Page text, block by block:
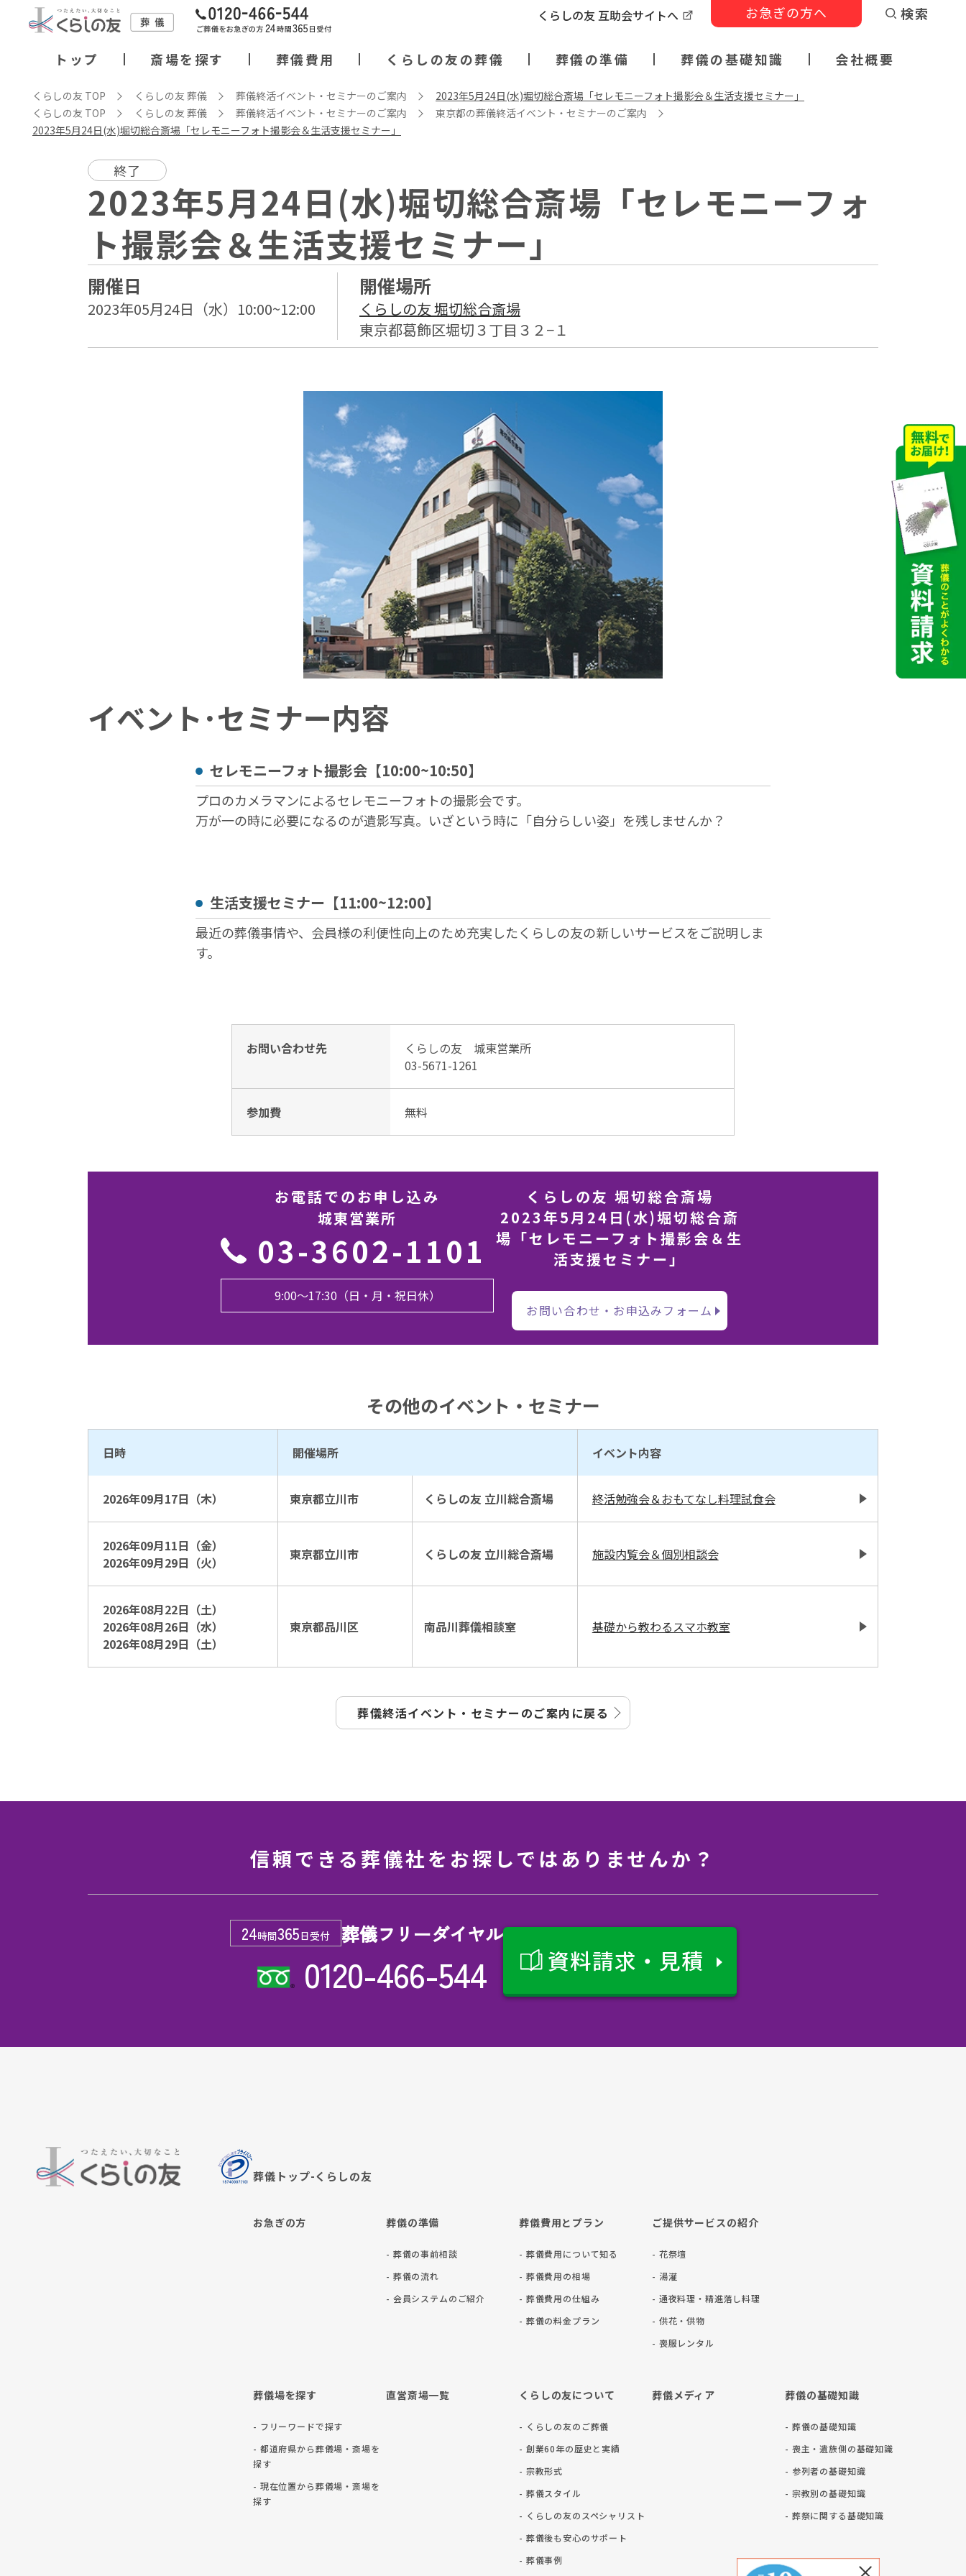
くらしの友 互助会サイトへ お急ぎの方へ
トップ 斎場を探す 葬儀費用 くらしの友の葬儀 葬儀の準備 葬儀の基礎知識 会社概要
検索
くらしの友 TOP くらしの友 葬儀 葬儀終活イベント・セミナーのご案内
2023年5月24日(水)堀切総合斎場「セレモニーフォト撮影会＆生活支援セミナー」
くらしの友 TOP
くらしの友 葬儀 葬儀終活イベント・セミナーのご案内
東京都の葬儀終活イベント・セミナーのご案内
2023年5月24日(水)堀切総合斎場「セレモニーフォト撮影会＆生活支援セミナー」
終了
2023年5月24日(水)堀切総合斎場「セレモニーフォ
ト撮影会＆生活支援セミナー」
開催日
2023年05月24日（水）10:00~12:00
開催場所
くらしの友 堀切総合斎場
東京都葛飾区堀切３丁目３２−１
イベント･セミナー内容
セレモニーフォト撮影会【10:00~10:50】
プロのカメラマンによるセレモニーフォトの撮影会です。
万が一の時に必要になるのが遺影写真。いざという時に「自分らしい姿」を残しませんか？
生活支援セミナー【11:00~12:00】
最近の葬儀事情や、会員様の利便性向上のため充実したくらしの友の新しいサービスをご説明しま
す。
お問い合わせ先
くらしの友 城東営業所
03-5671-1261
参加費 無料
お電話でのお申し込み
城東営業所
03-3602-1101
9:00〜17:30（日・月・祝日休）
くらしの友 堀切総合斎場
2023年5月24日(水)堀切総合斎
場「セレモニーフォト撮影会＆生
活支援セミナー」
お問い合わせ・お申込みフォーム
その他のイベント・セミナー
日時 開催場所 イベント内容
2026年09月17日（木） 東京都立川市 くらしの友 立川総合斎場 終活勉強会＆おもてなし料理試食会
2026年09月11日（金）
2026年09月29日（火）
東京都立川市 くらしの友 立川総合斎場 施設内覧会＆個別相談会
2026年08月22日（土）
2026年08月26日（水）
2026年08月29日（土）
東京都品川区 南品川葬儀相談室 基礎から教わるスマホ教室
葬儀終活イベント・セミナーのご案内に戻る
信頼できる葬儀社を お探しではありませんか？
24時間365日受付 葬儀フリーダイヤル
0120-466-544 資料請求・見積
葬儀トップ-くらしの友
お急ぎの方 葬儀の準備
- 葬儀の事前相談
- 葬儀の流れ
- 会員システムのご紹介
葬儀費用とプラン
- 葬儀費用について知る
- 葬儀費用の相場
- 葬儀費用の仕組み
- 葬儀の料⾦プラン
ご提供サービスの紹介
- 花祭壇
- 湯灌
- 通夜料理・精進落し料理
- 供花・供物
- 喪服レンタル
葬儀場を探す
- フリーワードで探す
- 都道府県から葬儀場・斎場を
探す
- 現在位置から葬儀場・斎場を
探す
直営斎場一覧 くらしの友について
- くらしの友のご葬儀
- 創業60年の歴史と実績
- 宗教形式
- 葬儀スタイル
- くらしの友のスペシャリスト
- 葬儀後も安⼼のサポート
- 葬儀事例
葬儀メディア 葬儀の基礎知識
- 葬儀の基礎知識
- 喪主・遺族側の基礎知識
- 参列者の基礎知識
- 宗教別の基礎知識
- 葬祭に関する基礎知識